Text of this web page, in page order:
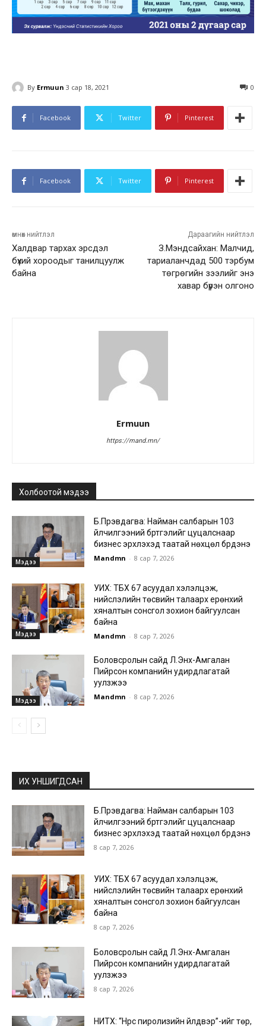
By Ermuun 3 сар 18, 2021 0
Facebook Twitter Pinterest
Facebook Twitter Pinterest
өмнөх нийтлэл
Халдвар тархах эрсдэл
бүхий хороодыг танилцуулж
байна
Дараагийн нийтлэл
З.Мэндсайхан: Малчид,
тариаланчдад 500 тэрбум
төгрөгийн зээлийг энэ
хавар бүрэн олгоно
Ermuun
https://mand.mn/
Холбоотой мэдээ
Мэдээ
Б.Пүрэвдагва: Найман салбарын 103
үйлчилгээний бүртгэлийг цуцалснаар
бизнес эрхлэхэд таатай нөхцөл бүрдэнэ
Mandmn - 8 сар 7, 2026
Мэдээ
УИХ: ТБХ 67 асуудал хэлэлцэж,
нийслэлийн төсвийн талаарх ерөнхий
хяналтын сонсгол зохион байгуулсан
байна
Mandmn - 8 сар 7, 2026
Мэдээ
Боловсролын сайд Л.Энх-Амгалан
Пийрсон компанийн удирдлагатай
уулзжээ
Mandmn - 8 сар 7, 2026
ИХ УНШИГДСАН
Б.Пүрэвдагва: Найман салбарын 103
үйлчилгээний бүртгэлийг цуцалснаар
бизнес эрхлэхэд таатай нөхцөл бүрдэнэ
8 сар 7, 2026
УИХ: ТБХ 67 асуудал хэлэлцэж,
нийслэлийн төсвийн талаарх ерөнхий
хяналтын сонсгол зохион байгуулсан
байна
8 сар 7, 2026
Боловсролын сайд Л.Энх-Амгалан
Пийрсон компанийн удирдлагатай
уулзжээ
8 сар 7, 2026
НИТХ: “Нүүрс пиролизийн үйлдвэр”-ийг төр,